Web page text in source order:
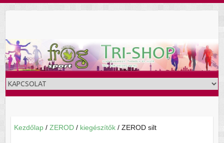
Skip
Kezdőlap/ ZEROD/ kiegészítők/ ZEROD silt